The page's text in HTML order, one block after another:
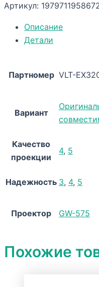
Артикул:
Описание
Детали
Партномер VLT-
Вариант
Качество
проекции
4, 5
Надежность 3, 4, 5
Проектор GW-575
Похожие